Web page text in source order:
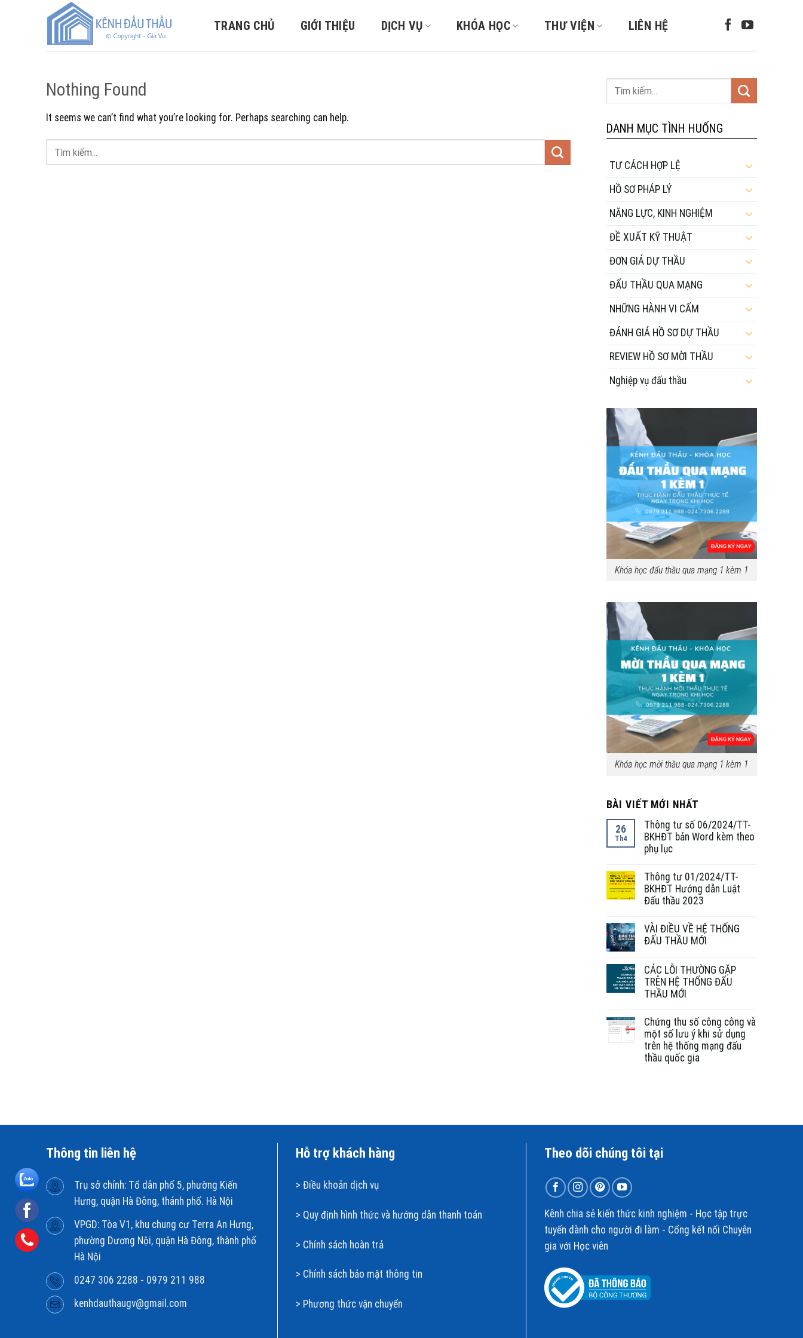
TRANG CHỦ GIỚI THIỆU DỊCH VỤ KHÓA HỌC THƯ VIỆN LIÊN HỆ
Nothing Found
It seems we can’t find what you’re looking for. Perhaps searching can help.
DANH MỤC TÌNH HUỐNG
TƯ CÁCH HỢP LỆ
HỒ SƠ PHÁP LÝ
NĂNG LỰC, KINH NGHIỆM
ĐỀ XUẤT KỸ THUẬT
ĐƠN GIÁ DỰ THẦU
ĐẤU THẦU QUA MẠNG
NHỮNG HÀNH VI CẤM
ĐÁNH GIÁ HỒ SƠ DỰ THẦU
REVIEW HỒ SƠ MỜI THẦU
Nghiệp vụ đấu thầu
Khóa học đấu thầu qua mạng 1 kèm 1
Khóa học mời thầu qua mạng 1 kèm 1
BÀI VIẾT MỚI NHẤT
26
Th4
Thông tư số 06/2024/TT-
BKHĐT bản Word kèm theo
phụ lục
Thông tư 01/2024/TT-
BKHĐT Hướng dẫn Luật
Đấu thầu 2023
VÀI ĐIỀU VỀ HỆ THỐNG
ĐẤU THẦU MỚI
CÁC LỖI THƯỜNG GẶP
TRÊN HỆ THỐNG ĐẤU
THẦU MỚI
Chứng thu số công công và
một số lưu ý khi sử dụng
trên hệ thống mạng đấu
thầu quốc gia
Thông tin liên hệ
Trụ sở chính: Tổ dân phố 5, phường Kiến
Hưng, quận Hà Đông, thánh phố. Hà Nội
VPGD: Tòa V1, khu chung cư Terra An Hưng,
phường Dương Nội, quận Hà Đông, thành phố
Hà Nội
0247 306 2288 - 0979 211 988
kenhdauthaugv@gmail.com
Hỗ trợ khách hàng
> Điều khoản dịch vụ
> Quy định hình thức và hướng dẫn thanh toán
> Chính sách hoàn trả
> Chính sách bảo mật thông tin
> Phương thức vận chuyển
Theo dõi chúng tôi tại
Kênh chia sẻ kiến thức kinh nghiệm - Học tập trực
tuyến dành cho người đi làm - Cổng kết nối Chuyên
gia với Học viên